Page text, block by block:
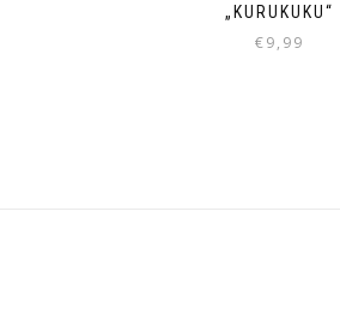
„KURUKUKU“
€9,99